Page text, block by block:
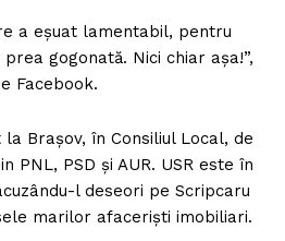
a eșuat lamentabil, pentru
gogonată. Nici chiar așa!”,
Facebook.
Brașov, în Consiliul Local, de
PNL, PSD și AUR. USR este în
l deseori pe Scripcaru
marilor afaceriști imobiliari.